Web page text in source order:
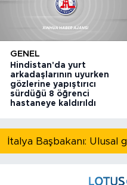
GENEL
Hindistan'da yurt
arkadaşlarının uyurken
gözlerine yapıştırıcı
sürdüğü 8 öğrenci
hastaneye kaldırıldı